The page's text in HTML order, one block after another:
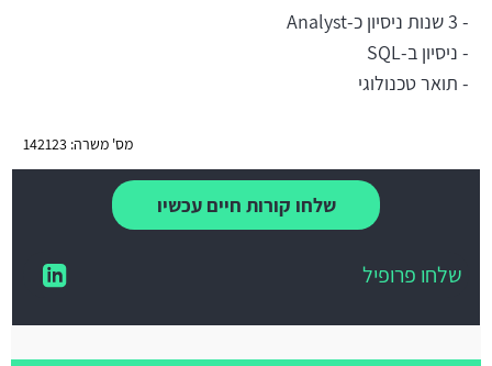
- 3 שנות ניסיון כ-Analyst
- ניסיון ב-SQL
- תואר טכנולוגי
מס' משרה: 142123
שלחו קורות חיים עכשיו
שלחו פרופיל